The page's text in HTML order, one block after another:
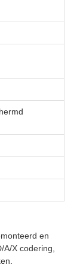
en
X codering,